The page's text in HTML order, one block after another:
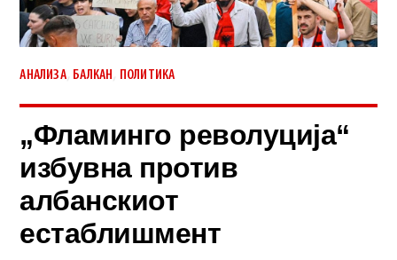
АНАЛИЗА, БАЛКАН ПОЛИТИКА
„Фламинго револуција“
избувна против
албанскиот
естаблишмент